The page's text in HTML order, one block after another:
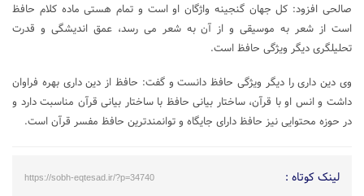
صالحی افزود: کل جهان گنجینه واژگان او است و تمام هستی ماده کلام حافظ
است از شعر به موسیقی و از آن به شعر می رسد، عمق اندیشگی و قدرت
تحلیلگری دیگر ویژگی حافظ است.
وی دین داری را دیگر ویژگی حافظ دانست و گفت: حافظ از دین داری بهره فراوان
داشت و انس او با قرآن، ساختار بیانی حافظ با ساختار بیانی قرآن مناسبت دارد و
در حوزه محتوایی نیز حافظ دارای جایگاه و توانمندترین حافظ مفسر قرآن است.
لینک کوتاه : https://sobh-eqtesad.ir/?p=34740